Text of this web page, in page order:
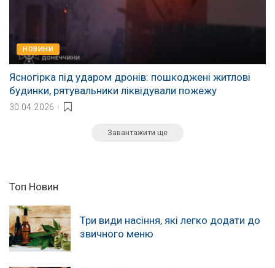
НОВИНИ
Ясногірка під ударом дронів: пошкоджені житлові
будинки, рятувальники ліквідували пожежу
30.04.2026
Завантажити ще
Топ Новин
Три види насіння, які легко додати до
звичного меню